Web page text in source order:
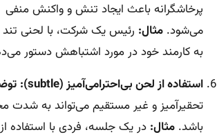
پرخاشگرانه باعث ایجاد تنش و واکنش منفی
می‌شود. مثال: رئیس یک شرکت، با لحنی تند
به کارمند خود در مورد اشتباهش دستور
استفاده از لحن بی‌احترامی‌آمیز (subtle):
تحقیرآمیز و غیر مستقیم می‌تواند به شدت
باشد. مثال: در یک جلسه، فردی با استفاده